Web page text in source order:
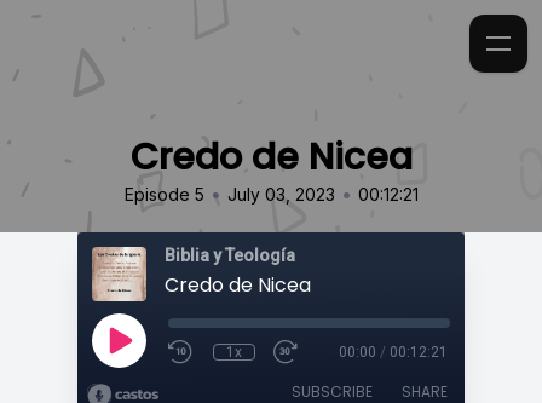
Credo de Nicea
Episode 5 • July 03, 2023 • 00:12:21
Biblia y Teología
Credo de Nicea
1x 00:00 / 00:12:21
SUBSCRIBE SHARE